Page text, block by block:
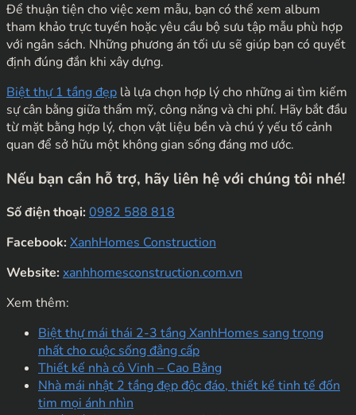
Để thuận tiện cho việc xem mẫu, bạn có thể xem album
tham khảo trực tuyến hoặc yêu cầu bộ sưu tập mẫu phù hợp
với ngân sách. Những phương án tối ưu sẽ giúp bạn có quyết
định đúng đắn khi xây dựng.
Biệt thự 1 tầng đẹp là lựa chọn hợp lý cho những ai tìm kiếm
sự cân bằng giữa thẩm mỹ, công năng và chi phí. Hãy bắt đầu
từ mặt bằng hợp lý, chọn vật liệu bền và chú ý yếu tố cảnh
quan để sở hữu một không gian sống đáng mơ ước.
Nếu bạn cần hỗ trợ, hãy liên hệ với chúng tôi nhé!
Số điện thoại:0982 588 818
Facebook:XanhHomes Construction
Website:xanhhomesconstruction.com.vn
Xem thêm:
Biệt thự mái thái 2-3 tầng XanhHomes sang trọng
nhất cho cuộc sống đẳng cấp
Thiết kế nhà cô Vinh – Cao Bằng
Nhà mái nhật 2 tầng đẹp độc đáo, thiết kế tinh tế đốn
tim mọi ánh nhìn